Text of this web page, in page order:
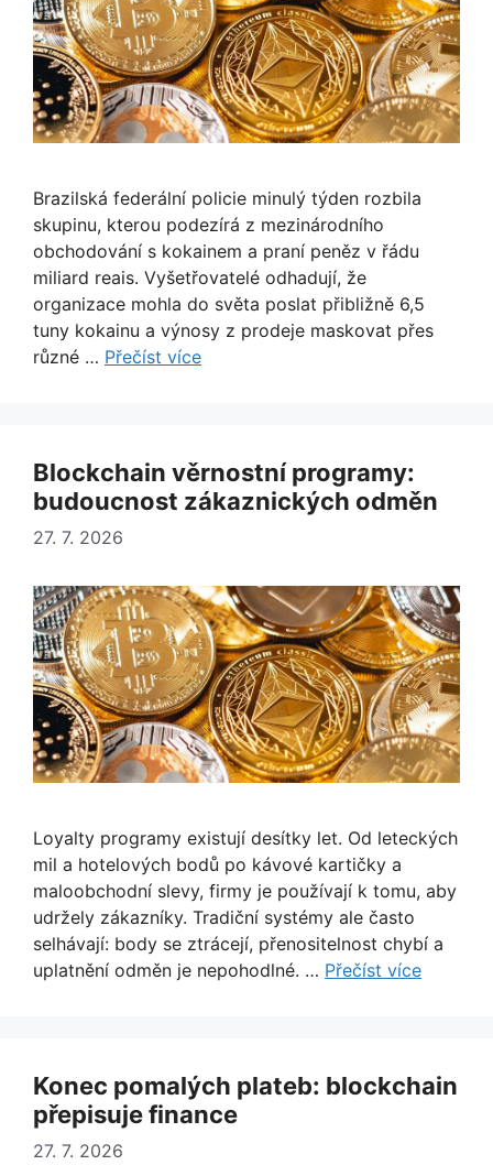
Brazilská federální policie minulý týden rozbila
skupinu, kterou podezírá z mezinárodního
obchodování s kokainem a praní peněz v řádu
miliard reais. Vyšetřovatelé odhadují, že
organizace mohla do světa poslat přibližně 6,5
tuny kokainu a výnosy z prodeje maskovat přes
různé … Přečíst více
Blockchain věrnostní programy:
budoucnost zákaznických odměn
27. 7. 2026
Loyalty programy existují desítky let. Od leteckých
mil a hotelových bodů po kávové kartičky a
maloobchodní slevy, firmy je používají k tomu, aby
udržely zákazníky. Tradiční systémy ale často
selhávají: body se ztrácejí, přenositelnost chybí a
uplatnění odměn je nepohodlné. … Přečíst více
Konec pomalých plateb: blockchain
přepisuje finance
27. 7. 2026